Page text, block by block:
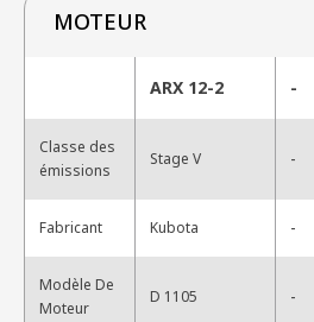
MOTEUR
ARX 12-2 -
Classe des
émissions
Stage V -
Fabricant Kubota -
Modèle De
Moteur
D 1105 -